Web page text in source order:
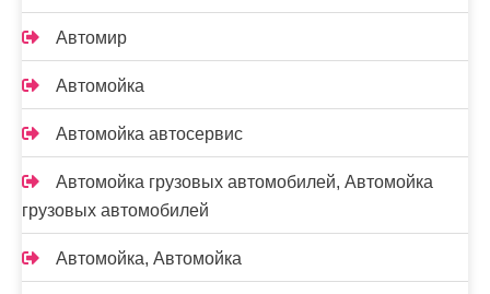
Автомир
Автомойка
Автомойка автосервис
Автомойка грузовых автомобилей, Автомойка
грузовых автомобилей
Автомойка, Автомойка